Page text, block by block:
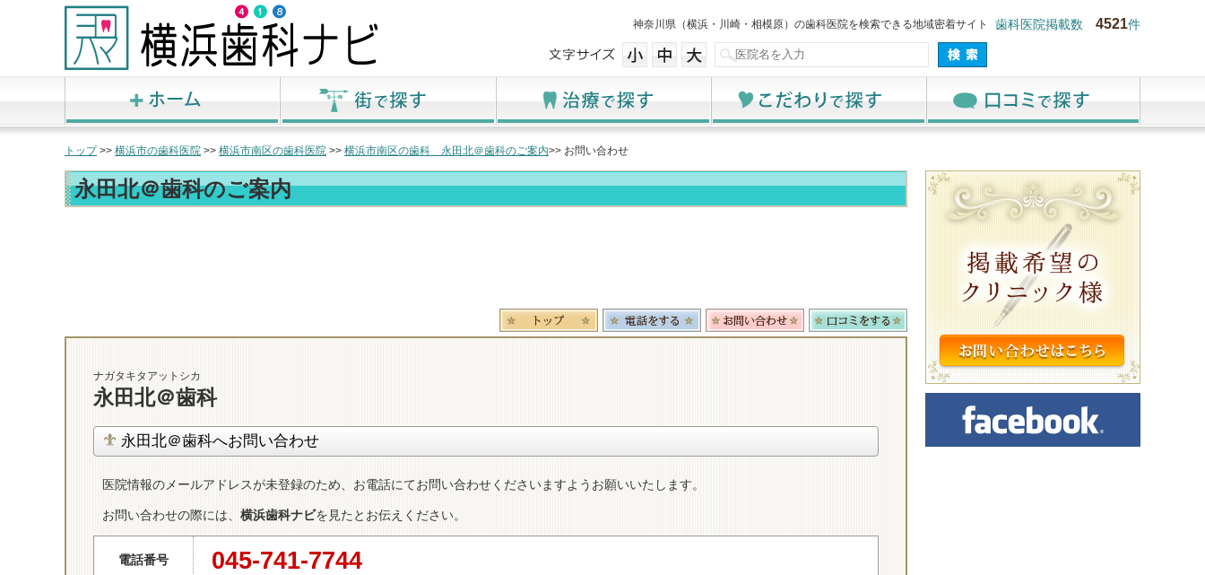
歯科医院掲載数 4521件
神奈川県（横浜・川崎・相模原）の歯科医院を検索できる地域密着サイト
トップ>> 横浜市の歯科医院 >> 横浜市南区の歯科医院 >> 横浜市南区の歯科 永田北＠歯科のご案内>> お問い合わせ
永田北＠歯科のご案内
ナガタキタアットシカ
永田北＠歯科
永田北＠歯科へお問い合わせ
医院情報のメールアドレスが未登録のため、お電話にてお問い合わせくださいますようお願いいたします。
お問い合わせの際には、 横浜歯科ナビを見たとお伝えください。
電話番号 045-741-7744